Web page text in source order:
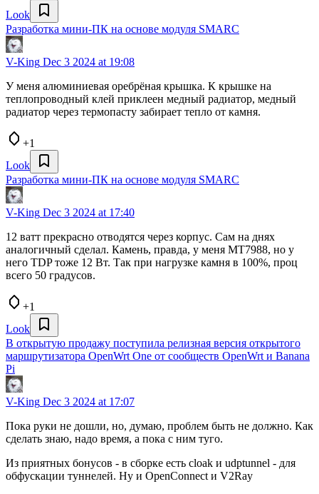
Look
Разработка мини-ПК на основе модуля SMARC
V-King Dec 3 2024 at 19:08
У меня алюминиевая оребрёная крышка. К крышке на
теплопроводный клей приклеен медный радиатор, медный
радиатор через термопасту забирает тепло от камня.
+1
Look
Разработка мини-ПК на основе модуля SMARC
V-King Dec 3 2024 at 17:40
12 ватт прекрасно отводятся через корпус. Сам на днях
аналогичный сделал. Камень, правда, у меня MT7988, но у
него TDP тоже 12 Вт. Так при нагрузке камня в 100%, проц
всего 50 градусов.
+1
Look
В открытую продажу поступила релизная версия открытого
маршрутизатора OpenWrt One от сообществ OpenWrt и Banana
Pi
V-King Dec 3 2024 at 17:07
Пока руки не дошли, но, думаю, проблем быть не должно. Как
сделать знаю, надо время, а пока с ним туго.
Из приятных бонусов - в сборке есть cloak и udptunnel - для
обфускации туннелей. Ну и OpenConnect и V2Ray